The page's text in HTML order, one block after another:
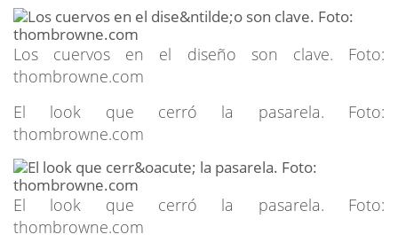
Los cuervos en el diseño son clave. Foto:
thombrowne.com
El look que cerró la pasarela. Foto:
thombrowne.com
El look que cerró la pasarela. Foto:
thombrowne.com